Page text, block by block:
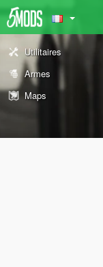
Utilitaires
Armes
Maps